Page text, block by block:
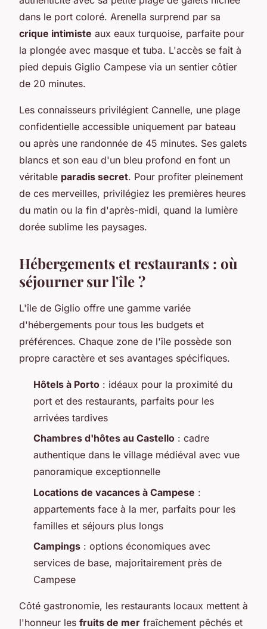
dans le port coloré. Arenella surprend par sa
crique intimiste aux eaux turquoise, parfaite pour
la plongée avec masque et tuba. L'accès se fait à
pied depuis Giglio Campese via un sentier côtier
de 20 minutes.
Les connaisseurs privilégient Cannelle, une plage
confidentielle accessible uniquement par bateau
ou après une randonnée de 45 minutes. Ses galets
blancs et son eau d'un bleu profond en font un
véritable paradis secret. Pour profiter pleinement
de ces merveilles, privilégiez les premières heures
du matin ou la fin d'après-midi, quand la lumière
dorée sublime les paysages.
Hébergements et restaurants : où
séjourner sur l'île ?
L'île de Giglio offre une gamme variée
d'hébergements pour tous les budgets et
préférences. Chaque zone de l'île possède son
propre caractère et ses avantages spécifiques.
Hôtels à Porto : idéaux pour la proximité du
port et des restaurants, parfaits pour les
arrivées tardives
Chambres d'hôtes au Castello : cadre
authentique dans le village médiéval avec vue
panoramique exceptionnelle
Locations de vacances à Campese :
appartements face à la mer, parfaits pour les
familles et séjours plus longs
Campings : options économiques avec
services de base, majoritairement près de
Campese
Côté gastronomie, les restaurants locaux mettent à
l'honneur les fruits de mer fraîchement pêchés et